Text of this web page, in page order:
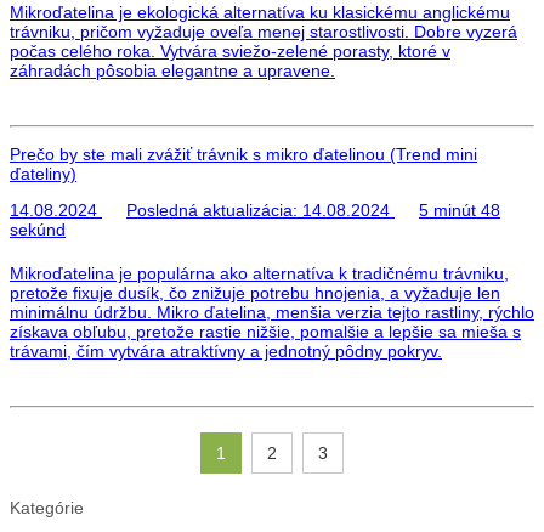
Mikroďatelina je ekologická alternatíva ku klasickému anglickému
trávniku, pričom vyžaduje oveľa menej starostlivosti. Dobre vyzerá
počas celého roka. Vytvára sviežo-zelené porasty, ktoré v
záhradách pôsobia elegantne a upravene.
Prečo by ste mali zvážiť trávnik s mikro ďatelinou (Trend mini
ďateliny)
14.08.2024
Posledná aktualizácia: 14.08.2024
5 minút 48
sekúnd
Mikroďatelina je populárna ako alternatíva k tradičnému trávniku,
pretože fixuje dusík, čo znižuje potrebu hnojenia, a vyžaduje len
minimálnu údržbu. Mikro ďatelina, menšia verzia tejto rastliny, rýchlo
získava obľubu, pretože rastie nižšie, pomalšie a lepšie sa mieša s
trávami, čím vytvára atraktívny a jednotný pôdny pokryv.
1 2 3
Kategórie